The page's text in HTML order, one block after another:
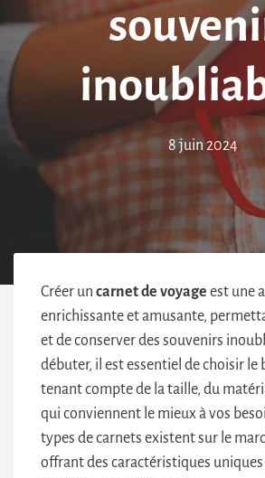
8 juin 2024
Créer un carnet de voyage est une
enrichissante et amusante,
et de conserver des souvenirs
débuter, il est essentiel de choisir le
tenant compte de la taille, du
qui conviennent le mieux à vos
types de carnets existent sur le
offrant des caractéristiques uniques